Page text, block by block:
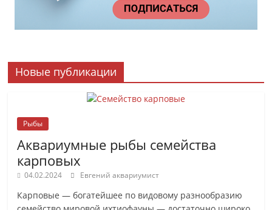
Новые публикации
Рыбы
Аквариумные рыбы семейства
карповых
04.02.2024 Евгений аквариумист
Карповые — богатейшее по видовому разнообразию